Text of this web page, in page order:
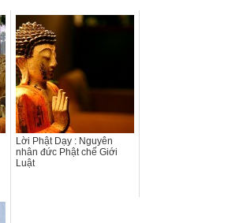
Lời Phật Dạy : Nguyên
nhân đức Phật chế Giới
Luật